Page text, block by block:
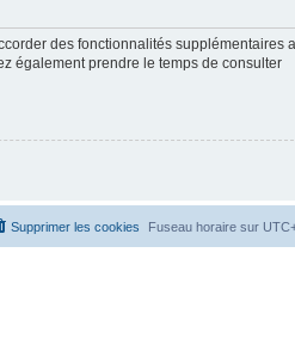
des fonctionnalités supplémentaires
également prendre le temps de consulter
Fuseau horaire sur
Supprimer les cookies